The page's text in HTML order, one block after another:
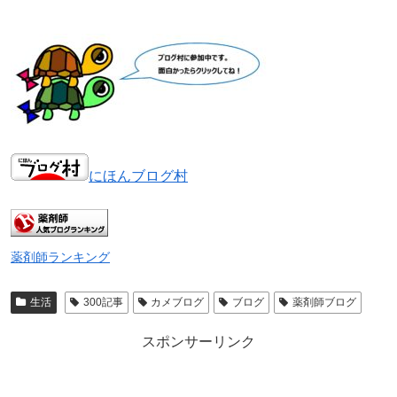
にほんブログ村
薬剤師ランキング
生活 300記事 カメブログ ブログ 薬剤師ブログ
スポンサーリンク